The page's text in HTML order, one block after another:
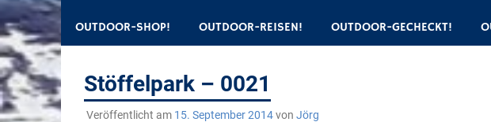
OUTDOOR-SHOP! OUTDOOR-REISEN! OUTDOOR-GECHECKT!
Stöffelpark – 0021
Veröffentlicht am 15. September 2014von Jörg